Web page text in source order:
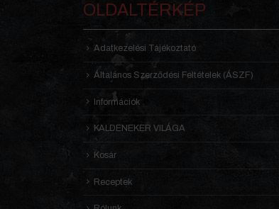
OLDALTÉRKÉP
Adatkezelési Tájékoztató
Általános Szerződési Feltételek (ÁSZF)
Információk
KALDENEKER VILÁGA
Kosár
Receptek